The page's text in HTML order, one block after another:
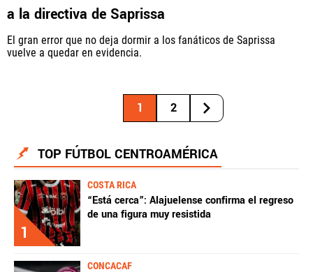
a la directiva de Saprissa
El gran error que no deja dormir a los fanáticos de Saprissa
vuelve a quedar en evidencia.
1 2
TOP FÚTBOL CENTROAMÉRICA
1
COSTA RICA
“Está cerca”: Alajuelense confirma el regreso
de una figura muy resistida
CONCACAF